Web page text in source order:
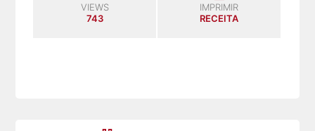
VIEWS
743
IMPRIMIR
RECEITA